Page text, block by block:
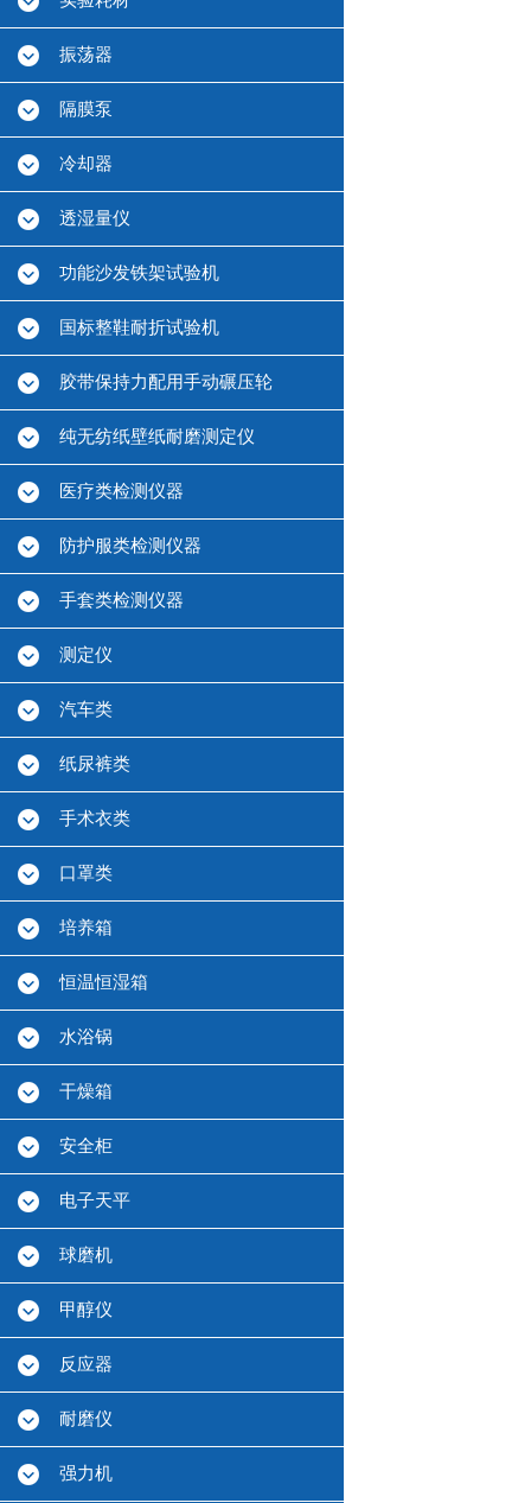
振荡器
隔膜泵
冷却器
透湿量仪
功能沙发铁架试验机
国标整鞋耐折试验机
胶带保持力配用手动碾压轮
纯无纺纸壁纸耐磨测定仪
医疗类检测仪器
防护服类检测仪器
手套类检测仪器
测定仪
汽车类
纸尿裤类
手术衣类
口罩类
培养箱
恒温恒湿箱
水浴锅
干燥箱
安全柜
电子天平
球磨机
甲醇仪
反应器
耐磨仪
强力机